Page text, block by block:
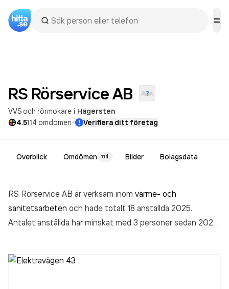
RS RörserviceAB
VVS och rörmokare i Hägersten
4.5114 omdömen· Verifiera ditt företag
Överblick Omdömen 114 Bilder Bolagsdata
RS Rörservice AB är verksam inom värme- och
sanitetsarbeten och hade totalt 18 anställda 2025.
Antalet anställda har minskat med 3 personer sedan 2024
omsatte 33 323 000,00 kr